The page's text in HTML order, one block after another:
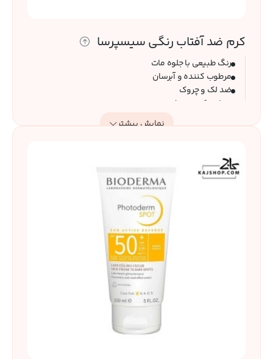
کرم ضد آفتاب رنگی سیسپرسا
رنگ طبیعی با جلوه مات
مرطوب کننده و آبرسان
ضد لک و چروک
تنظیم کننده ترشح سبوم
کوچک کننده منافذ باز
مناسب انواع پوستنمایش بیشتر